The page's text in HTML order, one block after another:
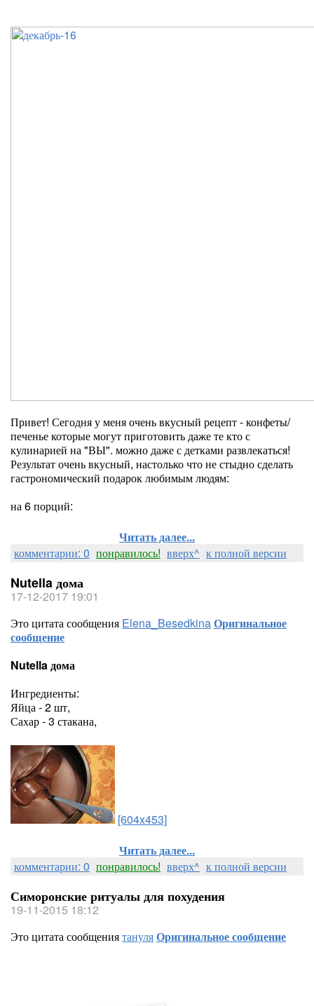
Привет! Сегодня у меня очень вкусный рецепт - конфеты/
печенье которые могут приготовить даже те кто с
кулинарией на "ВЫ". можно даже с детками развлекаться!
Результат очень вкусный, настолько что не стыдно сделать
гастрономический подарок любимым людям:
на 6 порций:
Читать далее...
комментарии: 0 понравилось! вверх^ к полной версии
Nutella дома
17-12-2017 19:01
Это цитата сообщения Elena_BesedkinaОригинальное
сообщение
Nutella дома
Ингредиенты:
Яйца - 2 шт,
Сахар - 3 стакана,
[604x453]
Читать далее...
комментарии: 0 понравилось! вверх^ к полной версии
Симоронские ритуалы для похудения
19-11-2015 18:12
Это цитата сообщениятануляОригинальное сообщение